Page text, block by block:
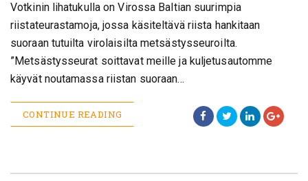
Votkinin lihatukulla on Virossa Baltian suurimpia
riistateurastamoja, jossa käsiteltävä riista hankitaan
suoraan tutuilta virolaisilta metsästysseuroilta.
”Metsästysseurat soittavat meille ja kuljetusautomme
käyvät noutamassa riistan suoraan…
CONTINUE READING